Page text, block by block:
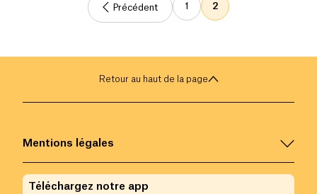
Précédent 1 2
Retour au haut de la page
Mentions légales
Téléchargez notre app